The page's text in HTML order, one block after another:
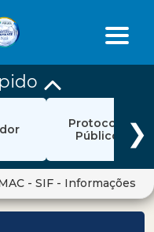
Protocolo
Público
❯
- SIF - Informações